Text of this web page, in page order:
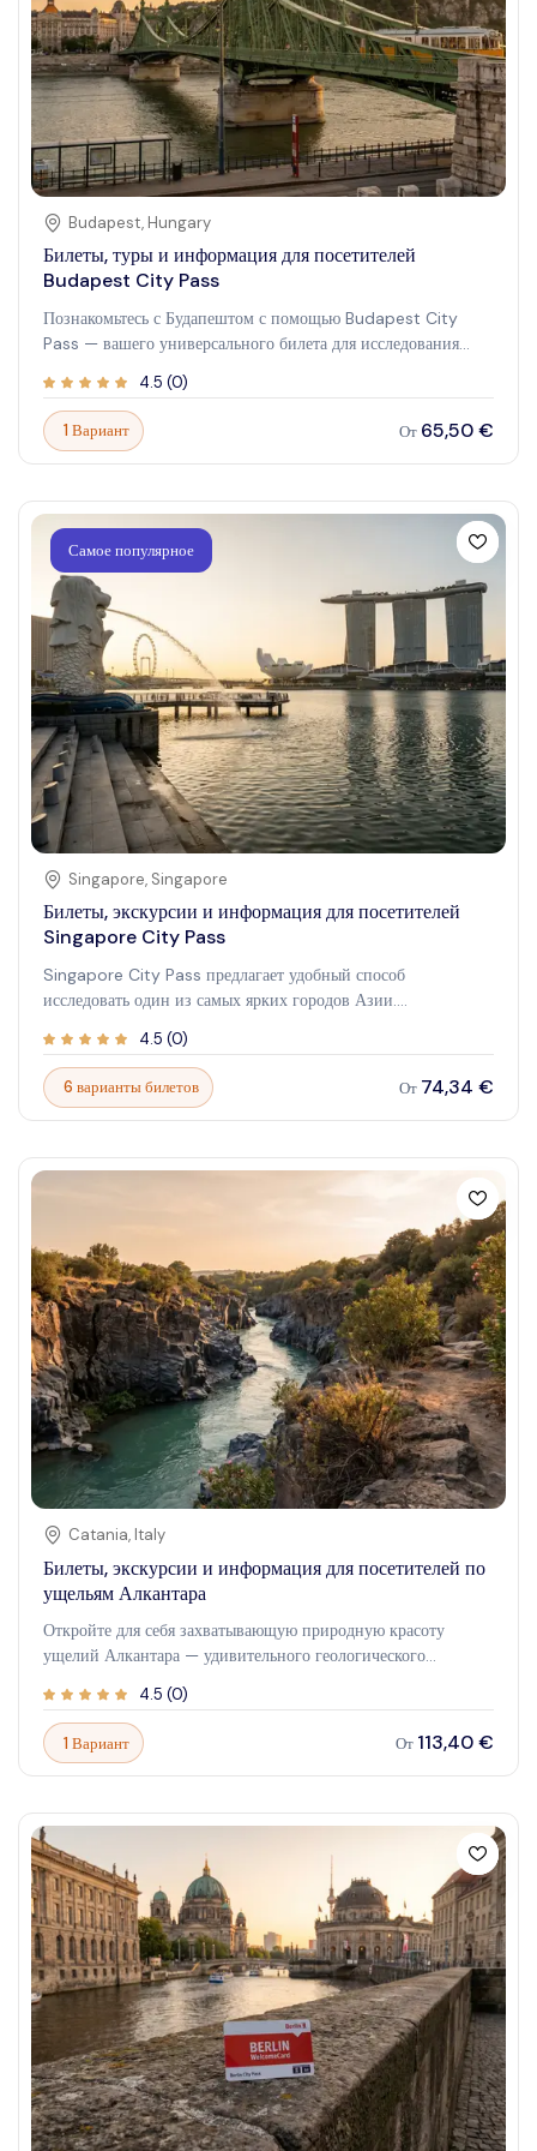
Budapest, Hungary
Билеты, туры и информация для посетителей
Budapest City Pass
Познакомьтесь с Будапештом с помощью Budapest City
Pass — вашего универсального билета для исследования
развлечений венгерской столицы. Этот пропуск обеспечивает
удобный вход и экономию средств, делая ваше посещение
беспроблемным и запоминающимся. Независимо от того,
интересуют ли вас исторические памятники, живописные
создан, чтобы улучшить ваше путешествие.
4.5 (0)
1 Вариант От 65,50 €
Самое популярное
Singapore, Singapore
Билеты, экскурсии и информация для посетителей
Singapore City Pass
Singapore City Pass предлагает удобный способ
исследовать один из самых ярких городов Азии.
комфортный опыт, этот пропуск дает доступ к лучшим
достопримечательностям с легкостью и гибкостью. Будь то
культурные объекты, современные памятники или
погружающие экскурсии, пропуск помогает максимально
вы прогуливаетесь по знаменитыми садами, любуетесь
жемчужины — всё с гарантией быстрого входа и пропуска
без очереди. Этот паспорт к лучшим развлечениям
Сингапура позволяет создавать незабываемые моменты,
исследуя город в своем темпе, делая поездку приятной и без
стресса.
4.5 (0)
6 варианты билетов От 74,34 €
Catania, Italy
Билеты, экскурсии и информация для посетителей по
ущельям Алкантара
Откройте для себя захватывающую природную красоту
ущелий Алкантара — удивительного геологического
знаменитое место предлагает уникальное сочетание
приключений, истории и живописных ландшафтов, идеально
подходящих для исследователей и любителей природы.
Отправляйтесь в путешествие по кристально чистым водам и
активного отдыха. Испытайте острые ощущения от
прохождения по быстрым потокам реки, восхищайтесь
гигантскими каменными образованиями и погрузитесь в
спокойную дикую природу. Whether you seek adrenaline-
pumping adventures or peaceful nature walks, the
Alcantara Gorges обещают незабываемое впечатление,
соединяющее вас с могуществом и красотой природы.
4.5 (0)
1 Вариант От 113,40 €